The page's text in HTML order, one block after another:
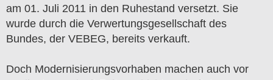
am 01. Juli 2011 in den Ruhestand versetzt. Sie
wurde durch die Verwertungsgesellschaft des
Bundes, der VEBEG, bereits verkauft.
Doch Modernisierungsvorhaben machen auch vor